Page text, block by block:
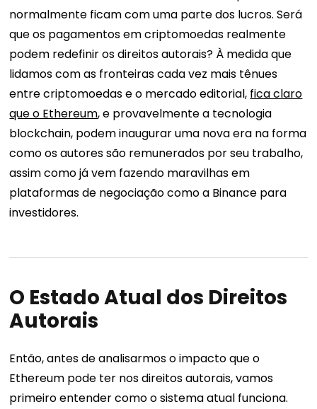
normalmente ficam com uma parte dos lucros. Será
que os pagamentos em criptomoedas realmente
podem redefinir os direitos autorais? À medida que
lidamos com as fronteiras cada vez mais tênues
entre criptomoedas e o mercado editorial, fica claro
que o Ethereum, e provavelmente a tecnologia
blockchain, podem inaugurar uma nova era na forma
como os autores são remunerados por seu trabalho,
assim como já vem fazendo maravilhas em
plataformas de negociação como a Binance para
investidores.
O Estado Atual dos Direitos
Autorais
Então, antes de analisarmos o impacto que o
Ethereum pode ter nos direitos autorais, vamos
primeiro entender como o sistema atual funciona.